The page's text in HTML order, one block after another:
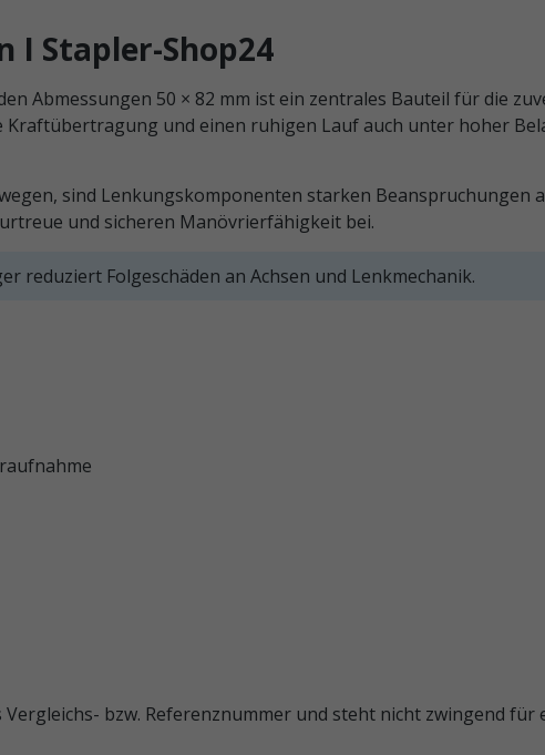
I Stapler-Shop24
Abmessungen 50 × 82 mm ist ein zentrales Bauteil für die
Kraftübertragung und einen ruhigen Lauf auch unter hoher
sind Lenkungskomponenten starken Beanspruchungen
und sicheren Manövrierfähigkeit bei.
reduziert Folgeschäden an Achsen und Lenkmechanik.
bzw. Referenznummer und steht nicht zwingend für